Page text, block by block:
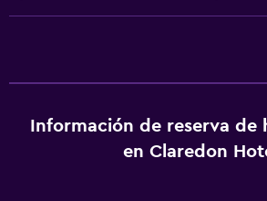
Información de reserva de
en Claredon